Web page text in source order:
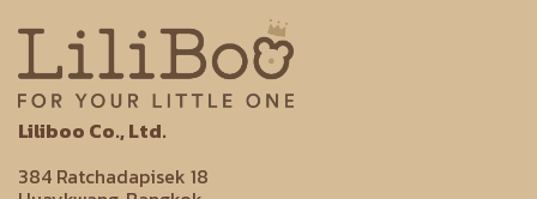
Liliboo Co., Ltd.
384 Ratchadapisek 18